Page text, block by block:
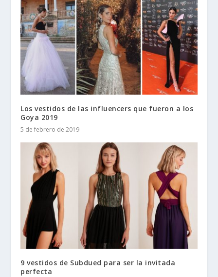
Los vestidos de las influencers que fueron a los
Goya 2019
5 de febrero de 2019
9 vestidos de Subdued para ser la invitada
perfecta